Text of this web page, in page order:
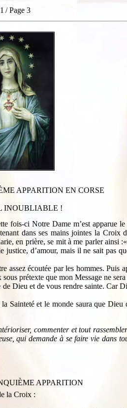
/ Page 3
APPARITION EN CORSE
INOUBLIABLE !
fois-ci Notre Dame m’est apparue
dans ses mains jointes la
en prière, se mit à me parler ainsi
d’amour, mais il ne sait pas
écoutée par les hommes.
prétexte que mon Message ne
Dieu et de vous rendre sainte. Car
Sainteté et le monde saura que
commenter et tout
qui demande à se faire vie dans
APPARITION
la Croix :